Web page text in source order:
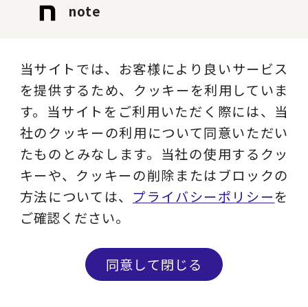
note
ェッショナルによる業界動向や最新ソリュ
ーションを発信します。
記事を読む
Instagram
語解説、セミナー情報など実務に役立つコ
ンテンツを発信します。
当サイトでは、お客様により良いサービス
を提供するため、クッキーを利用していま
す。当サイトをご利用いただく際には、当
社のクッキーの利用について同意いただい
たものとみなします。当社の使用するクッ
キーや、クッキーの削除またはブロックの
方法については、 プライバシーポリシーを
ご確認ください。
同意して閉じる